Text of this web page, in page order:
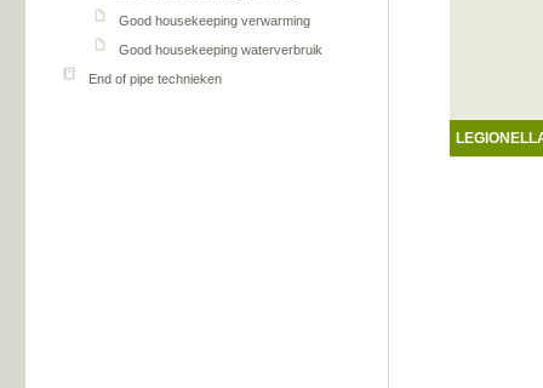
Good housekeeping verwarming
Good housekeeping waterverbruik
End of pipe technieken